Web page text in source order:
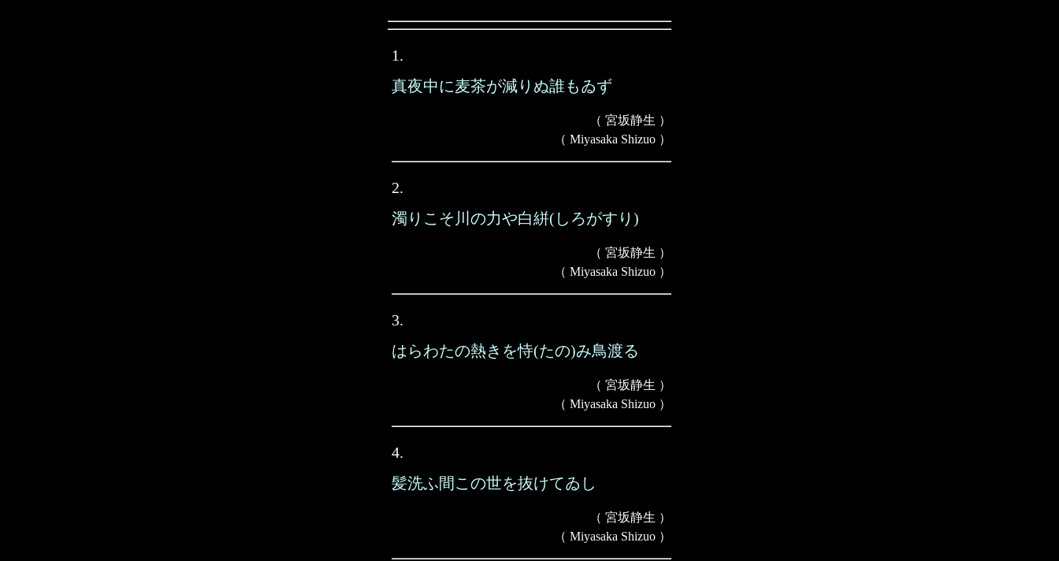
1.
真夜中に麦茶が減りぬ誰もゐず
（ 宮坂静生 ）
（ Miyasaka Shizuo ）
2.
濁りこそ川の力や白絣(しろがすり)
（ 宮坂静生 ）
（ Miyasaka Shizuo ）
3.
はらわたの熱きを恃(たの)み鳥渡る
（ 宮坂静生 ）
（ Miyasaka Shizuo ）
4.
髪洗ふ間この世を抜けてゐし
（ 宮坂静生 ）
（ Miyasaka Shizuo ）